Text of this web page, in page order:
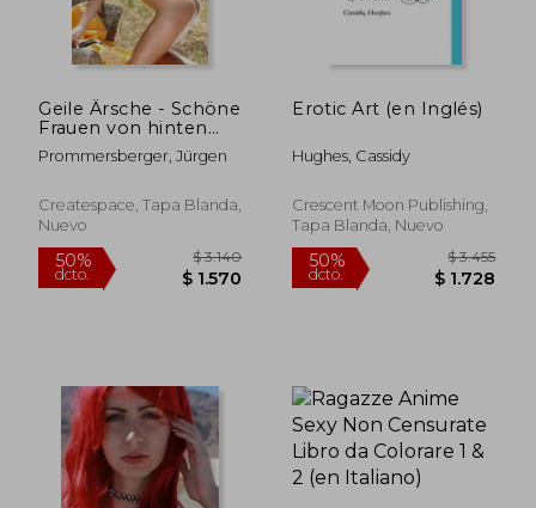
Geile Ärsche - Schöne
Frauen von hinten
betrachtet (en
Alemán)
Prommersberger, Jürgen
Createspace, Tapa Blanda,
Nuevo
Erotic Art (en Inglés)
Hughes, Cassidy
Crescent Moon Publishing,
Tapa Blanda, Nuevo